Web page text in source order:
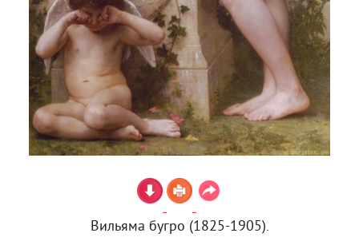
Вильяма бугро (1825-1905).